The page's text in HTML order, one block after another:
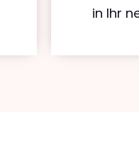
in Ihr